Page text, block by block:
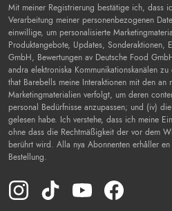
Mit meiner Registrierung bestätige ich, dass
Verarbeitung meiner personenbezogenen
einwillige, um personalisierte
Produktangebote, Updates, Sonderaktionen,
GmbH, Bewertungen av Deutsche Food
andra elektroniska Kommunikationskanälen
that Barebells meine Interaktionen mit den an
Marketingmaterialien verfolgt, um deren
personal Bedürfnisse anzupassen; und (iv) die
gelesen habe. Ich verstehe, dass ich meine
ohne dass die Rechtmäßigkeit der vor dem
berührt wird. Alla nya Abonnenten erhåller
Bestellung.
Instagram(Opens in a new tab)
TikTok(Opens in a new tab)
YouTube(Opens in a new